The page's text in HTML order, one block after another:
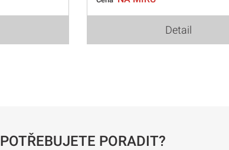
Detail
POTŘEBUJETE PORADIT?